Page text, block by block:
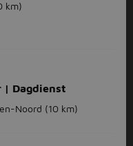
km)
| Dagdienst
Noord (10 km)